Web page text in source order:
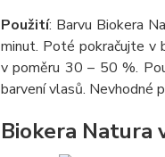
Použití: Barvu Biokera
minut. Poté pokračujte v
v poměru 30 – 50 %.
barvení vlasů. Nevhodné
Biokera Natura